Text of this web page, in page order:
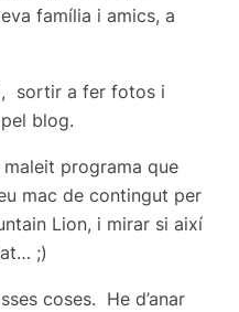
família i amics, a
sortir a fer fotos i
blog.
programa que
mac de contingut per
Lion, i mirar si així
;)
coses. He d’anar